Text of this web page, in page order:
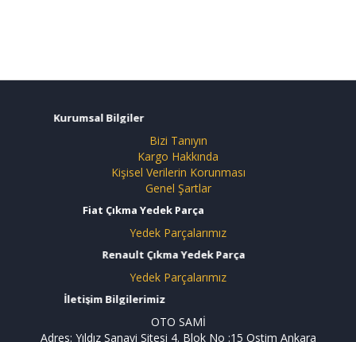
Kurumsal Bilgiler
Bizi Tanıyın
Kargo Hakkında
Kişisel Verilerin Korunması
Genel Şartlar
Fiat Çıkma Yedek Parça
Yedek Parçalarımız
Renault Çıkma Yedek Parça
Yedek Parçalarımız
İletişim Bilgilerimiz
OTO SAMİ
Adres: Yıldız Sanayi Sitesi 4. Blok No :15 Ostim Ankara